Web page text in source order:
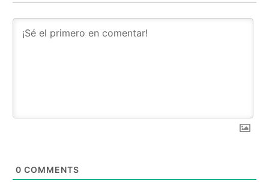
0 COMMENTS